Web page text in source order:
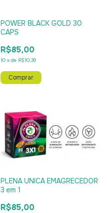
POWER BLACK GOLD 30
CAPS
R$85,00
10 x de R$10,39
PLENA UNICA EMAGRECEDOR
3 em 1
R$85,00